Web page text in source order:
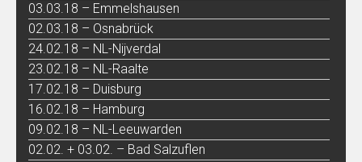
03.03.18 – Emmelshausen
02.03.18 – Osnabrück
24.02.18 – NL-Nijverdal
23.02.18 – NL-Raalte
17.02.18 – Duisburg
16.02.18 – Hamburg
09.02.18 – NL-Leeuwarden
02.02. + 03.02. – Bad Salzuflen